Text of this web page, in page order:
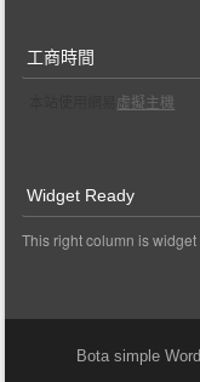
工商時間
虛擬主機
Widget Ready
This right column is
Bota simple